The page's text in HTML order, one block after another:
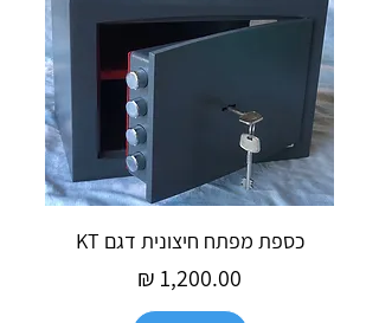
כספת מפתח חיצונית דגם KT
מחיר